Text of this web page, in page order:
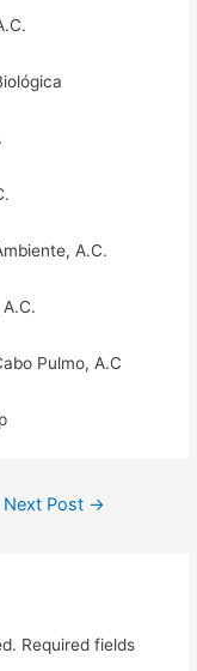
A.C.
Pulmo, A.C
Next Post →
Required fields